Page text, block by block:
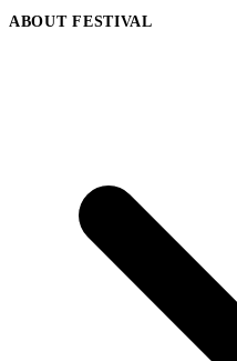
ABOUT FESTIVAL